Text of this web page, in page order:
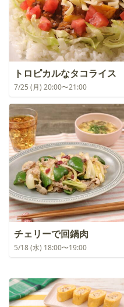
トロピカルなタコライス
7/25 (月) 20:00〜21:00
チェリーで回鍋肉
5/18 (水) 18:00〜19:00